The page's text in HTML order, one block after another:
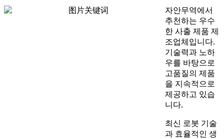
자안무역에서
추천하는 우수
한 사출 제품 제
조업체입니다.
기술력과 노하
우를 바탕으로
고품질의 제품
을 지속적으로
제공하고 있습
니다.
최신 로봇 기술
과 효율적인 생